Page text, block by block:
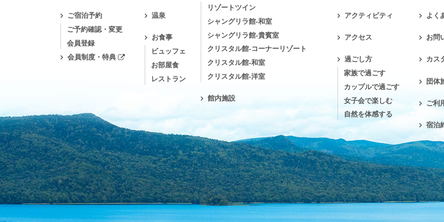
ご宿泊予約
ご予約確認・変更
会員登録
会員制度・特典
温泉
お食事
ビュッフェ
お部屋食
レストラン
リゾートツイン
シャングリラ館-和室
シャングリラ館-貴賓室
クリスタル館-コーナーリゾート
クリスタル館-和室
クリスタル館-洋室
館内施設
アクティビティ
アクセス
過ごし方
家族で過ごす
カップルで過ごす
女子会で楽しむ
自然を体感する
よく
お問
カス
団体
ご利
宿泊